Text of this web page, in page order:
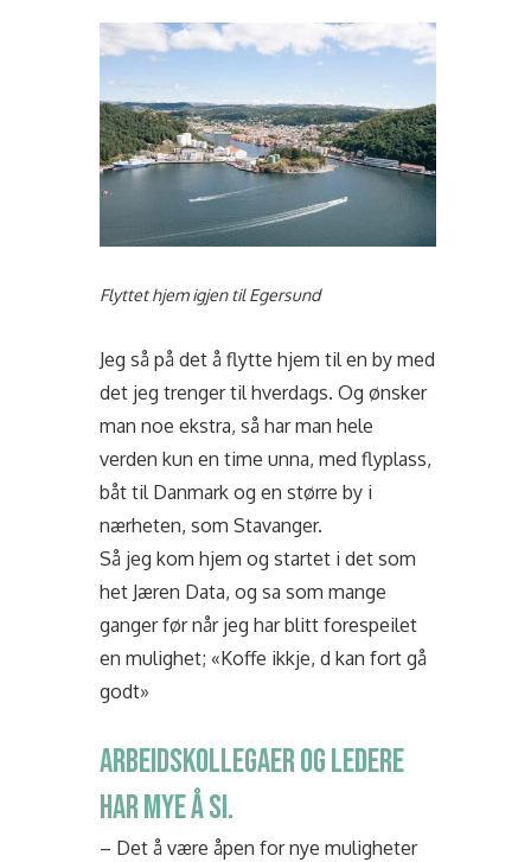
Flyttet hjem igjen til Egersund
Jeg så på det å flytte hjem til en by med
det jeg trenger til hverdags. Og ønsker
man noe ekstra, så har man hele
verden kun en time unna, med flyplass,
båt til Danmark og en større by i
nærheten, som Stavanger.
Så jeg kom hjem og startet i det som
het Jæren Data, og sa som mange
ganger før når jeg har blitt forespeilet
en mulighet; «Koffe ikkje, d kan fort gå
godt»
ARBEIDSKOLLEGAER OG LEDERE
HAR MYE Å SI.
– Det å være åpen for nye muligheter